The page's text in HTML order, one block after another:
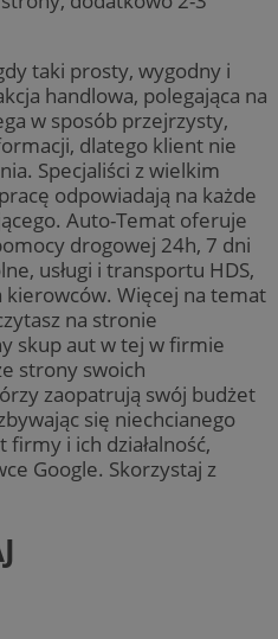
taki prosty, wygodny i
handlowa, polegająca na
w sposób przejrzysty,
dlatego klient nie
Specjaliści z wielkim
odpowiadają na każde
Auto-Temat oferuje
drogowej 24h, 7 dni
usługi i transportu HDS,
kierowców. Więcej na temat
na stronie
skup aut w tej w firmie
strony swoich
zaopatrują swój budżet
się niechcianego
i ich działalność,
Google. Skorzystaj z